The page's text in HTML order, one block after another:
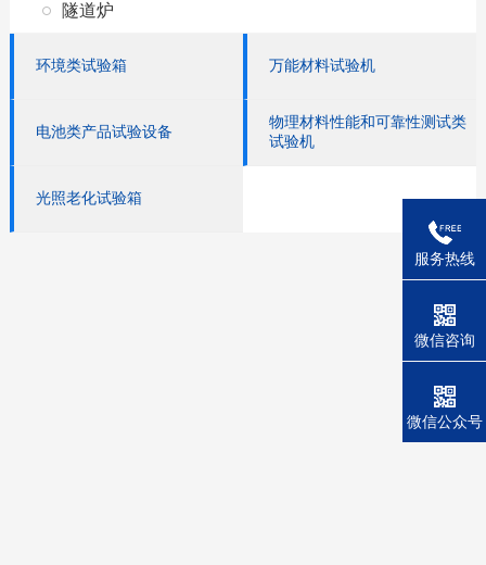
隧道炉
环境类试验箱 万能材料试验机
电池类产品试验设备
物理材料性能和可靠性测试类
试验机
光照老化试验箱
服务热线
微信咨询
微信公众号